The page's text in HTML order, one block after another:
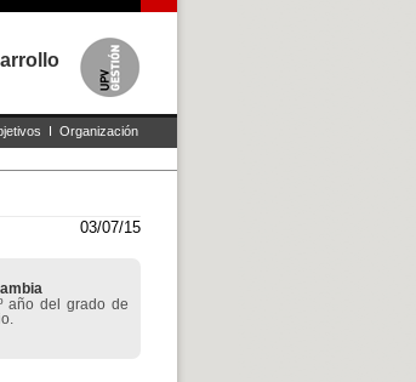
I Organización
03/07/15
año del grado de